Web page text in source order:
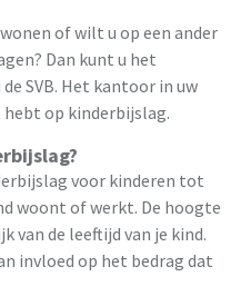
of wilt u op een ander
Dan kunt u het
SVB. Het kantoor in uw
op kinderbijslag.
voor kinderen tot
woont of werkt. De hoogte
van de leeftijd van je kind.
invloed op het bedrag dat